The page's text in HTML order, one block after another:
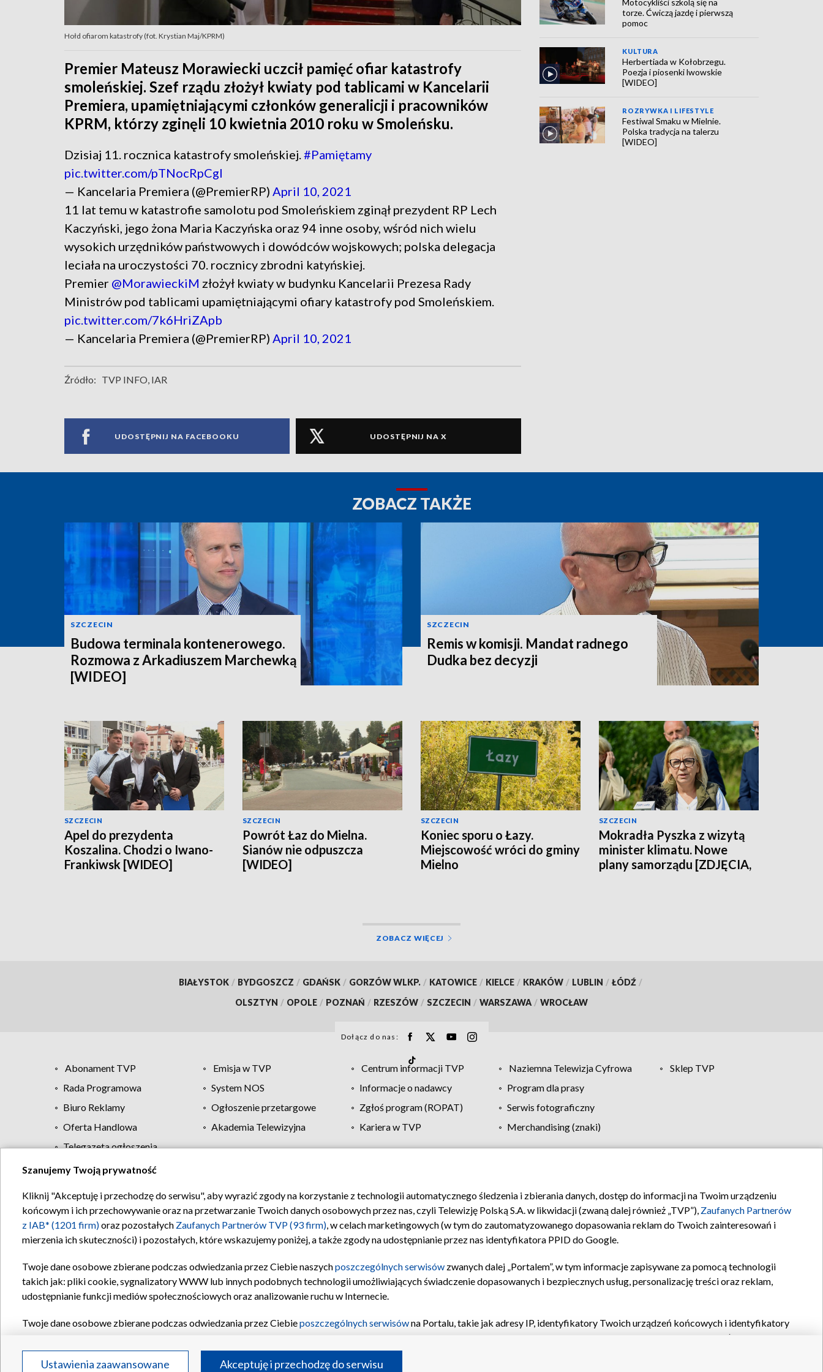
Hołd ofiarom katastrofy (fot. Krystian Maj/KPRM)
Premier Mateusz Morawiecki uczcił pamięć ofiar katastrofy
smoleńskiej. Szef rządu złożył kwiaty pod tablicami w Kancelarii
Premiera, upamiętniającymi członków generalicji i pracowników
KPRM, którzy zginęli 10 kwietnia 2010 roku w Smoleńsku.
Dzisiaj 11. rocznica katastrofy smoleńskiej.#Pamiętamy
pic.twitter.com/pTNocRpCgl
— Kancelaria Premiera (@PremierRP) April 10, 2021
11 lat temu w katastrofie samolotu pod Smoleńskiem zginął prezydent RP Lech
Kaczyński, jego żona Maria Kaczyńska oraz 94 inne osoby, wśród nich wielu
wysokich urzędników państwowych i dowódców wojskowych; polska delegacja
leciała na uroczystości 70. rocznicy zbrodni katyńskiej.
Premier @MorawieckiM złożył kwiaty w budynku Kancelarii Prezesa Rady
Ministrów pod tablicami upamiętniającymi ofiary katastrofy pod Smoleńskiem.
pic.twitter.com/7k6HriZApb
— Kancelaria Premiera (@PremierRP) April 10, 2021
Źródło: TVP INFO, IAR
UDOSTĘPNIJ NA FACEBOOKU UDOSTĘPNIJ NA X
torze. Ćwiczą jazdę i pierwszą
pomoc
KULTURA
Herbertiada w Kołobrzegu.
Poezja i piosenki lwowskie
[WIDEO]
ROZRYWKA I LIFESTYLE
Festiwal Smaku w Mielnie.
Polska tradycja na talerzu
[WIDEO]
ZOBACZ TAKŻE
SZCZECIN
Budowa terminala kontenerowego.
Rozmowa z Arkadiuszem Marchewką
[WIDEO]
SZCZECIN
Remis w komisji. Mandat radnego
Dudka bez decyzji
SZCZECIN
Apel do prezydenta
Koszalina. Chodzi o Iwano-
Frankiwsk [WIDEO]
SZCZECIN
Powrót Łaz do Mielna.
Sianów nie odpuszcza
[WIDEO]
SZCZECIN
Koniec sporu o Łazy.
Miejscowość wróci do gminy
Mielno
SZCZECIN
Mokradła Pyszka z wizytą
minister klimatu. Nowe
plany samorządu [ZDJĘCIA,
ZOBACZ WIĘCEJ
BIAŁYSTOK / BYDGOSZCZ / GDAŃSK / GORZÓW WLKP. / KATOWICE / KIELCE / KRAKÓW / LUBLIN / ŁÓDŹ /
OLSZTYN / OPOLE / POZNAŃ / RZESZÓW / SZCZECIN / WARSZAWA / WROCŁAW
Dołącz do nas:
Abonament TVP Emisja w TVP Centrum informacji TVP Naziemna Telewizja Cyfrowa
Sklep TVP
Rada Programowa
System NOS Informacje o nadawcy
Program dla prasy
Biuro Reklamy
Ogłoszenie przetargowe Zgłoś program (ROPAT)
Serwis fotograficzny
Oferta Handlowa
Akademia Telewizyjna Kariera w TVP
Merchandising (znaki)
Telegazeta ogłoszenia
Regulamin TVP Polityka prywatności Moje zgody Pomoc Biuro reklamy Kontakt
Szanujemy Twoją prywatność
Kliknij "Akceptuję i przechodzę do serwisu", aby wyrazić zgody na korzystanie z technologii automatycznego śledzenia i zbierania danych, dostęp do informacji na Twoim urządzeniu
końcowym i ich przechowywanie oraz na przetwarzanie Twoich danych osobowych przez nas, czyli Telewizję Polską S.A. w likwidacji (zwaną dalej również „TVP”), Zaufanych Partnerów
z IAB* (1201 firm)oraz pozostałych Zaufanych Partnerów TVP (93 firm), w celach marketingowych (w tym do zautomatyzowanego dopasowania reklam do Twoich zainteresowań i
mierzenia ich skuteczności) i pozostałych, które wskazujemy poniżej, a także zgody na udostępnianie przez nas identyfikatora PPID do Google.
Twoje dane osobowe zbierane podczas odwiedzania przez Ciebie naszychposzczególnych serwisów zwanych dalej „Portalem”, w tym informacje zapisywane za pomocą technologii
takich jak: pliki cookie, sygnalizatory WWW lub innych podobnych technologii umożliwiających świadczenie dopasowanych i bezpiecznych usług, personalizację treści oraz reklam,
udostępnianie funkcji mediów społecznościowych oraz analizowanie ruchu w Internecie.
Twoje dane osobowe zbierane podczas odwiedzania przez Ciebieposzczególnych serwisówna Portalu, takie jak adresy IP, identyfikatory Twoich urządzeń końcowych i identyfikatory
oraz pozostałych
Partnerów TVPdla realizacji następujących celów i funkcji: przechowywania informacji na urządzeniu lub dostęp do nich, wyboru podstawowych reklam, wyboru spersonalizowanych
reklam, tworzenia profilu spersonalizowanych reklam, tworzenia profilu spersonalizowanych treści, wyboru spersonalizowanych treści, pomiaru wydajności reklam, pomiaru wydajności
Ustawienia zaawansowane Akceptuję i przechodzę do serwisu